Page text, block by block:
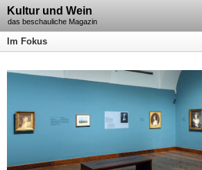
Kultur und Wein
das beschauliche Magazin
Im Fokus